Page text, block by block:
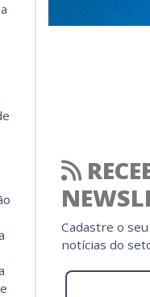
Cadastre o
notícias do